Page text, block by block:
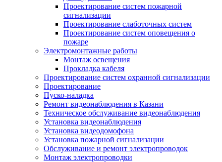
Проектирование систем пожарной
сигнализации
Проектирование слаботочных систем
Проектирование систем оповещения о
пожаре
Электромонтажные работы
Монтаж освещения
Прокладка кабеля
Проектирование систем охранной сигнализации
Проектирование
Пуско-наладка
Ремонт видеонаблюдения в Казани
Техническое обслуживание видеонаблюдения
Установка видеонаблюдения
Установка видеодомофона
Установка пожарной сигнализации
Обслуживание и ремонт электропроводок
Монтаж электропроводки